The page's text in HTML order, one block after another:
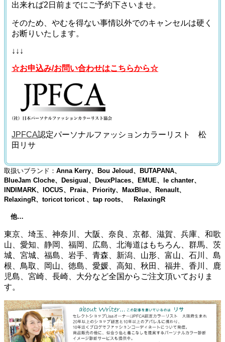
出来れば2日前までにご予約下さいませ。
そのため、やむを得ない事情以外でのキャンセルは硬く
お断りいたします。
↓↓↓
☆お申込み/お問い合わせはこちらから☆
JPFCA認定パーソナルファッションカラーリスト 松
田リサ
取扱いブランド： Anna Kerry、Bou Jeloud、BUTAPANA、
BlueJam Cloche、Desigual、DeuxPlaces、EMUE、le chanter、
INDIMARK、IOCUS、Praia、Priority、MaxBlue、Renault、
RelaxingR、toricot toricot 、tap roots、 RelaxingR
他…
東京、埼玉、神奈川、大阪、奈良、京都、滋賀、兵庫、和歌
山、愛知、静岡、福岡、広島、北海道はもちろん、群馬、茨
城、宮城、福島、岩手、青森、新潟、山形、富山、石川、島
根、鳥取、岡山、徳島、愛媛、高知、秋田、福井、香川、鹿
児島、宮崎、長崎、大分など全国からご注文頂いておりま
す。